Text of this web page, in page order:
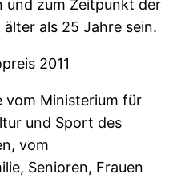
und zum Zeitpunkt der
als 25 Jahre sein.
vom Ministerium für
und Sport des
vom
Senioren, Frauen